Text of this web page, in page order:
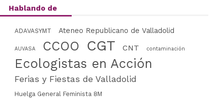
Hablando de
ADAVASYMT Ateneo Republicano de Valladolid
AUVASA CCOO CGT CNT contaminación
Ecologistas en Acción
Ferias y Fiestas de Valladolid
Huelga General Feminista 8M